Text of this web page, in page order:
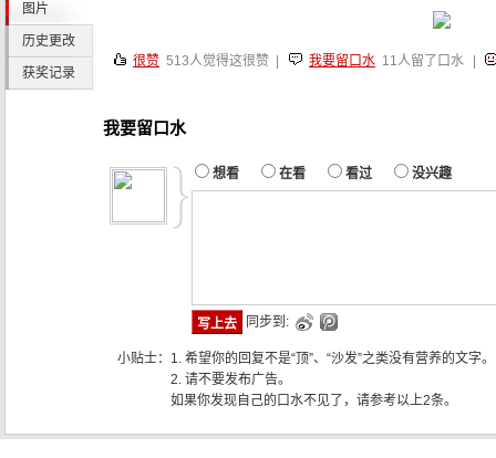
图片
历史更改
获奖记录
很赞 513人觉得这很赞 | 我要留口水 11人留了口水
我要留口水
想看 在看 看过 没兴趣
同步到:
小贴士： 1. 希望你的回复不是“顶”、“沙发”之类没有营养的文字。
2. 请不要发布广告。
如果你发现自己的口水不见了，请参考以上2条。